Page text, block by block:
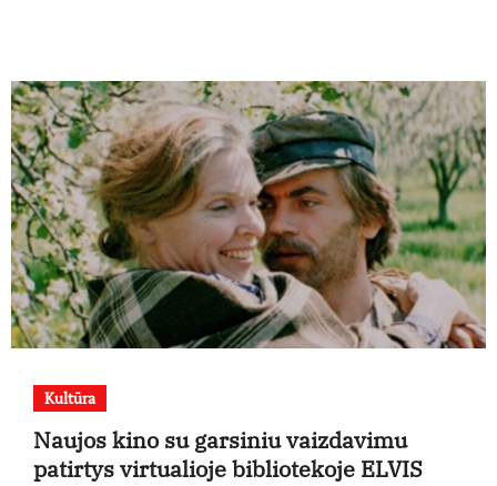
Kultūra
Naujos kino su garsiniu vaizdavimu
patirtys virtualioje bibliotekoje ELVIS